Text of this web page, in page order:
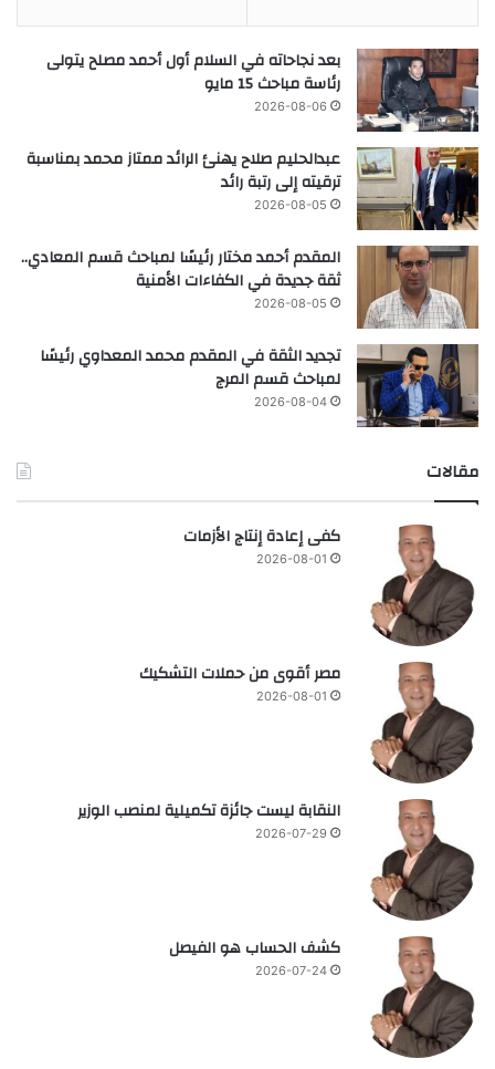
بعد نجاحاته في السلام أول أحمد مصلح يتولى
رئاسة مباحث 15 مايو
2026-08-06
عبدالحليم صلاح يهنئ الرائد ممتاز محمد بمناسبة
ترقيته إلى رتبة رائد
2026-08-05
المقدم أحمد مختار رئيسًا لمباحث قسم المعادي..
ثقة جديدة في الكفاءات الأمنية
2026-08-05
تجديد الثقة في المقدم محمد المعداوي رئيسًا
لمباحث قسم المرج
2026-08-04
مقالات
كفى إعادة إنتاج الأزمات
2026-08-01
مصر أقوى من حملات التشكيك
2026-08-01
النقابة ليست جائزة تكميلية لمنصب الوزير
2026-07-29
كشف الحساب هو الفيصل
2026-07-24